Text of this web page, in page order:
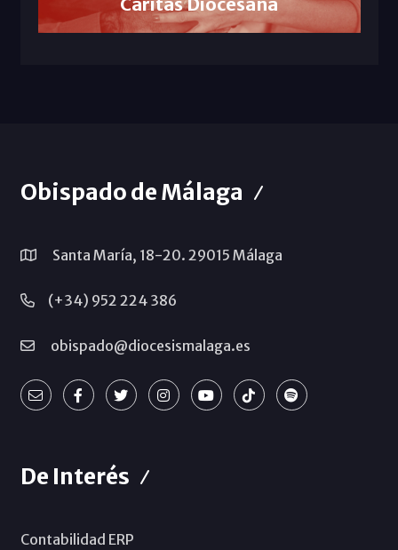
Obispado de Málaga
Santa María, 18-20. 29015 Málaga
(+34) 952 224 386
obispado@diocesismalaga.es
De Interés
Contabilidad ERP